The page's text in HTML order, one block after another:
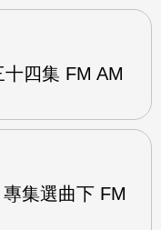
四集 FM AM
集選曲下 FM